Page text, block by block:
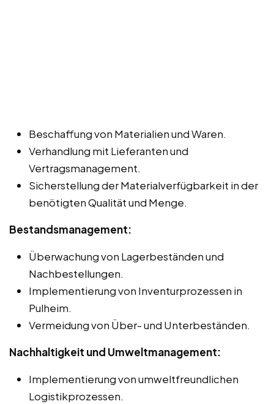
Beschaffung von Materialien und Waren.
Verhandlung mit Lieferanten und
Vertragsmanagement.
Sicherstellung der Materialverfügbarkeit in der
benötigten Qualität und Menge.
Bestandsmanagement:
Überwachung von Lagerbeständen und
Nachbestellungen.
Implementierung von Inventurprozessen in
Pulheim.
Vermeidung von Über- und Unterbeständen.
Nachhaltigkeit und Umweltmanagement:
Implementierung von umweltfreundlichen
Logistikprozessen.